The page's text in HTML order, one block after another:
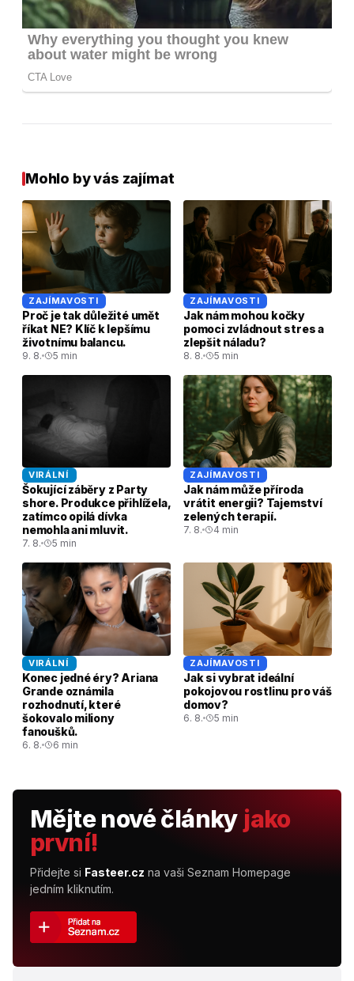
Mohlo by vás zajímat
ZAJÍMAVOSTI
Proč je tak důležité umět
říkat NE? Klíč k lepšímu
životnímu balancu.
9. 8. 5 min
ZAJÍMAVOSTI
Jak nám mohou kočky
pomoci zvládnout stres a
zlepšit náladu?
8. 8. 5 min
VIRÁLNÍ
Šokující záběry z Party
shore. Produkce přihlížela,
zatímco opilá dívka
nemohla ani mluvit.
7. 8. 5 min
ZAJÍMAVOSTI
Jak nám může příroda
vrátit energii? Tajemství
zelených terapií.
7. 8. 4 min
VIRÁLNÍ
Konec jedné éry? Ariana
Grande oznámila
rozhodnutí, které
šokovalo miliony
fanoušků.
6. 8. 6 min
ZAJÍMAVOSTI
Jak si vybrat ideální
pokojovou rostlinu pro váš
domov?
6. 8. 5 min
Mějte nové články jako
první!
Přidejte si Fasteer.cz na vaši Seznam Homepage
jedním kliknutím.